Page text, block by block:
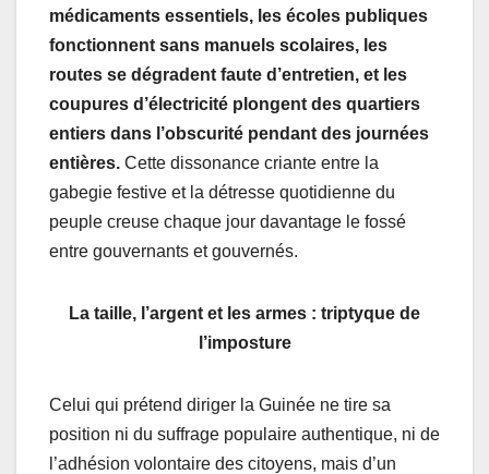
médicaments essentiels, les écoles publiques
fonctionnent sans manuels scolaires, les
routes se dégradent faute d’entretien, et les
coupures d’électricité plongent des quartiers
entiers dans l’obscurité pendant des journées
entières. Cette dissonance criante entre la
gabegie festive et la détresse quotidienne du
peuple creuse chaque jour davantage le fossé
entre gouvernants et gouvernés.
La taille, l’argent et les armes : triptyque de
l’imposture
Celui qui prétend diriger la Guinée ne tire sa
position ni du suffrage populaire authentique, ni de
l’adhésion volontaire des citoyens, mais d’un